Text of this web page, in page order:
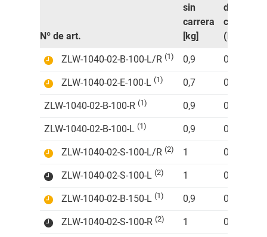
Nº de art.
sin
carrera
[kg]
de
carrera
(kg)
ZLW-1040-02-B-100-L/R (1) 0,9 0,14
ZLW-1040-02-E-100-L (1) 0,7 0,14
ZLW-1040-02-B-100-R (1) 0,9 0,14
ZLW-1040-02-B-100-L (1) 0,9 0,14
ZLW-1040-02-S-100-L/R (2) 1 0,14
ZLW-1040-02-S-100-L (2) 1 0,14
ZLW-1040-02-B-150-L (1) 0,9 0,14
ZLW-1040-02-S-100-R (2) 1 0,14